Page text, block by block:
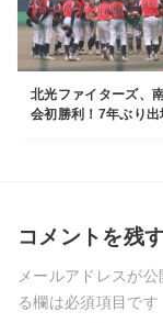
北光ファイターズ、
会初勝利！7年ぶり出
コメントを残
メールアドレスが
る欄は必須項目です